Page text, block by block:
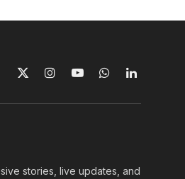
X
InstagramYouTubeWhatsAppLinkedIn
stories, live updates, and